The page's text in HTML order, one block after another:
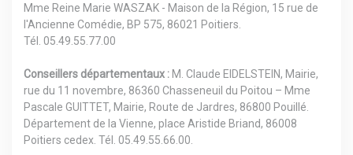
Mme Reine Marie WASZAK - Maison de la Région, 15 rue de
l'Ancienne Comédie, BP 575, 86021 Poitiers.
Tél. 05.49.55.77.00
Conseillers départementaux :M. Claude EIDELSTEIN, Mairie,
rue du 11 novembre, 86360 Chasseneuil du Poitou – Mme
Pascale GUITTET, Mairie, Route de Jardres, 86800 Pouillé.
Département de la Vienne, place Aristide Briand, 86008
Poitiers cedex. Tél. 05.49.55.66.00.